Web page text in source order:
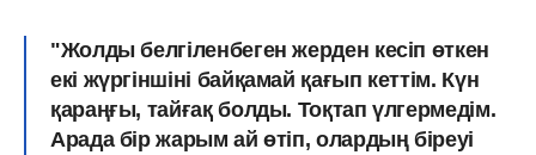
"Жолды белгіленбеген жерден кесіп өткен
екі жүргіншіні байқамай қағып кеттім. Күн
қараңғы, тайғақ болды. Тоқтап үлгермедім.
Арада бір жарым ай өтіп, олардың біреуі